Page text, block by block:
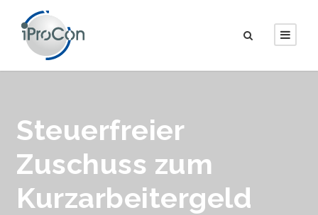
Steuerfreier
Zuschuss zum
Kurzarbeitergeld